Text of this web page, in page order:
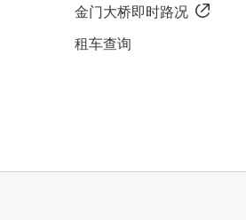
金门大桥即时路况
租车查询